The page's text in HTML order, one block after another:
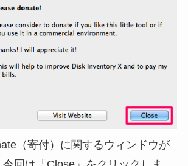
（寄付）に関するウィンドウが